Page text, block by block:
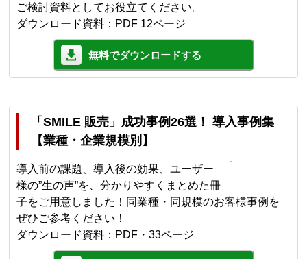
ご検討資料としてお役立てください。
ダウンロード資料：PDF 12ページ
無料でダウンロードする
「SMILE 販売」成功事例26選！ 導入事例集
【業種・企業規模別】
導入前の課題、導入後の効果、ユーザー
様の”生の声”を、分かりやすくまとめた冊
子をご用意しました！同業種・同規模のお客様事例を
ぜひご参考ください！
ダウンロード資料：PDF・33ページ